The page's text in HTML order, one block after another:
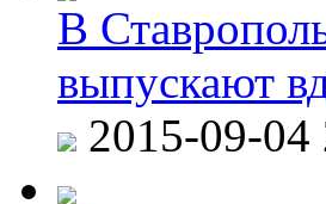
В
выпускают
2015-09-04